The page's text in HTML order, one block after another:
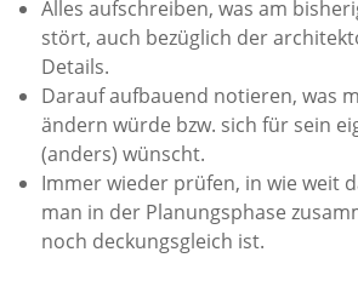
Alles aufschreiben, was am
stört, auch bezüglich der
Details.
Darauf aufbauend notieren, was
ändern würde bzw. sich für sein
(anders) wünscht.
Immer wieder prüfen, in wie weit
man in der Planungsphase
noch deckungsgleich ist.